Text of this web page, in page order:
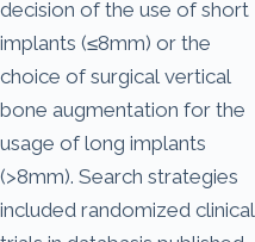
decision of the use of short
implants (≤8mm) or the
choice of surgical vertical
bone augmentation for the
usage of long implants
(>8mm). Search strategies
included randomized clinical